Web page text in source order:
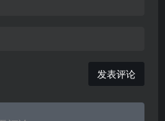
发表评论